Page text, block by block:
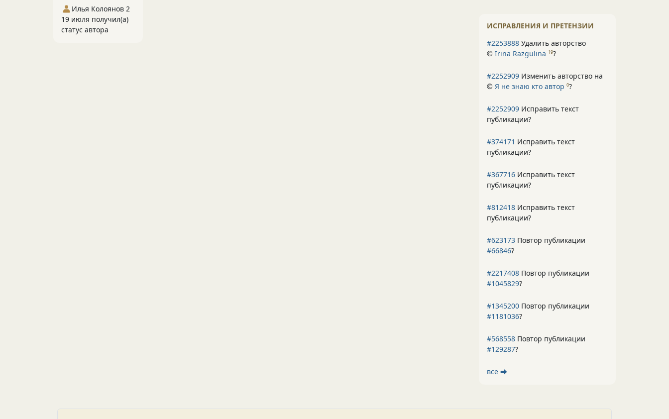
ИСПРАВЛЕНИЯ И ПРЕТЕНЗИИ
#2253888 Удалить авторство
© Irina Razgulina 19?
#2252909 Изменить авторство на
© Я не знаю кто автор 0?
#2252909 Исправить текст
публикации?
#374171 Исправить текст
публикации?
#367716 Исправить текст
публикации?
#812418 Исправить текст
публикации?
#623173 Повтор публикации
#66846?
#2217408 Повтор публикации
#1045829?
#1345200 Повтор публикации
#1181036?
#568558 Повтор публикации
#129287?
все ⮕
Илья Колоянов 2
19 июля получил(а)
статус автора